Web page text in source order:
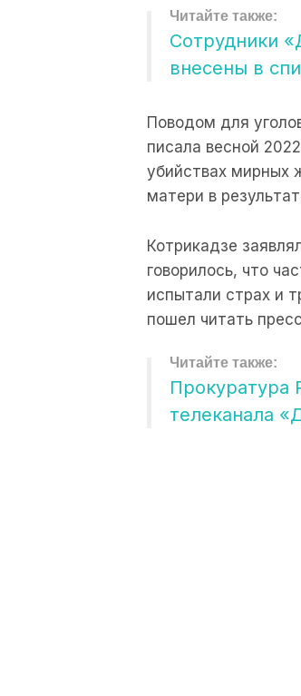
Сотрудники
внесены в
Поводом для
писала весной
убийствах мирных
матери в
Котрикадзе
говорилось, что
испытали страх и
пошел читать
Прокуратура
телеканала